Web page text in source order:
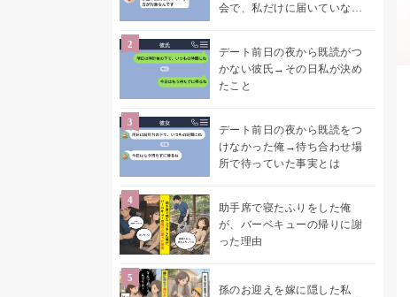
会で、私だけに届いていなか
デート前日の夜から既読がつ
かない彼氏→その日私が決め
たこと
デート前日の夜から既読をつ
けなかった俺→待ち合わせ場
所で待っていた事実とは
助手席で寝たふりをした俺
が、バーベキューの帰りに謝
った理由
孫のお迎えを嫁に隠した私